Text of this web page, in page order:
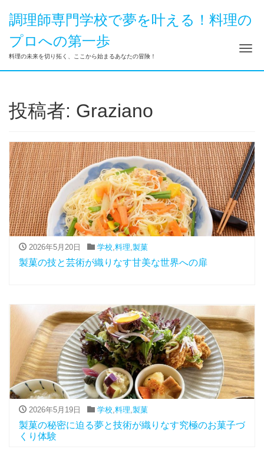
調理師専門学校で夢を叶える！料理の
プロへの第一歩
料理の未来を切り拓く、ここから始まるあなたの冒険！ ナ
投稿者: Graziano
2026年5月20日 学校,料理,製菓
製菓の技と芸術が織りなす甘美な世界への扉
2026年5月19日 学校 料理 製菓
製菓の秘密に迫る夢と技術が織りなす究極のお菓子づ
くり体験